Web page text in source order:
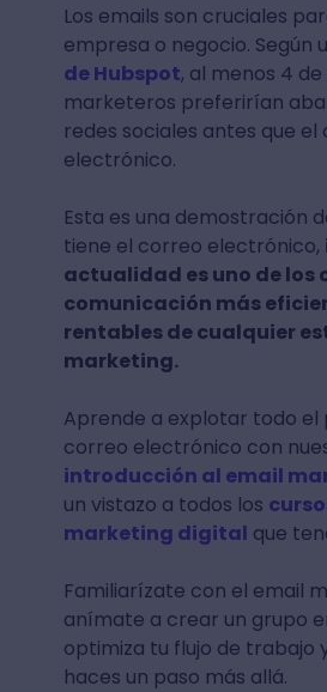
Los emails son cruciales
empresa o negocio. Según
de Hubspot, al menos 4
marketeros preferirían
redes sociales antes que el
electrónico.
Esta es una demostración
tiene el correo electrónico,
actualidad es uno de los
comunicación más
rentables de cualquier
marketing.
Aprende a explotar todo el
correo electrónico con
introducción al email
un vistazo a todos los
marketing digital que
Familiarízate con el email
anímate a crear un grupo
optimiza tu flujo de trabajo
haces un paso más allá.